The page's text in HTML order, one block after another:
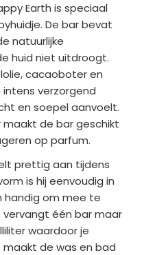
Earth is speciaal
De bar bevat
natuurlijke
huid niet uitdroogt.
cacaoboter en
verzorgend
en soepel aanvoelt.
maakt de bar geschikt
op parfum.
prettig aan tijdens
is hij eenvoudig in
handig om mee te
vervangt één bar maar
waardoor je
de was en bad